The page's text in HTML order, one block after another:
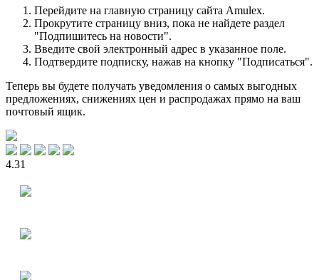
Перейдите на главную страницу сайта Amulex.
Прокрутите страницу вниз, пока не найдете раздел
"Подпишитесь на новости".
Введите свой электронный адрес в указанное поле.
Подтвердите подписку, нажав на кнопку "Подписаться".
Теперь вы будете получать уведомления о самых выгодных
предложениях, снижениях цен и распродажах прямо на ваш
почтовый ящик.
4.31